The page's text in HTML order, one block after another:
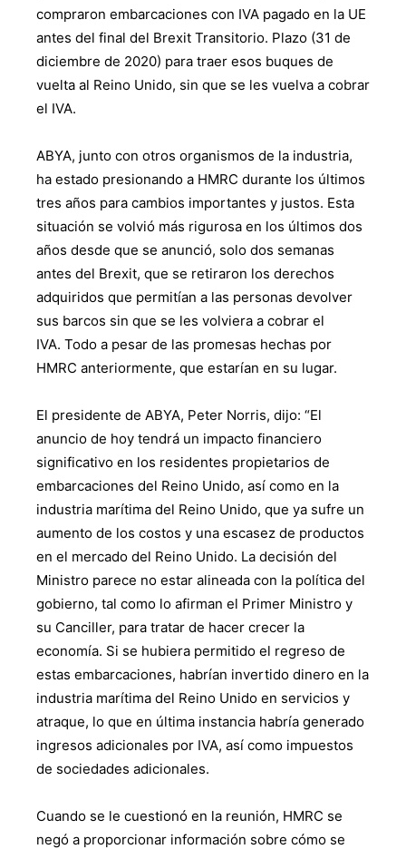
compraron embarcaciones con IVA pagado en la UE
antes del final del Brexit Transitorio. Plazo (31 de
diciembre de 2020) para traer esos buques de
vuelta al Reino Unido, sin que se les vuelva a cobrar
el IVA.
ABYA, junto con otros organismos de la industria,
ha estado presionando a HMRC durante los últimos
tres años para cambios importantes y justos. Esta
situación se volvió más rigurosa en los últimos dos
años desde que se anunció, solo dos semanas
antes del Brexit, que se retiraron los derechos
adquiridos que permitían a las personas devolver
sus barcos sin que se les volviera a cobrar el
IVA. Todo a pesar de las promesas hechas por
HMRC anteriormente, que estarían en su lugar.
El presidente de ABYA, Peter Norris, dijo: “El
anuncio de hoy tendrá un impacto financiero
significativo en los residentes propietarios de
embarcaciones del Reino Unido, así como en la
industria marítima del Reino Unido, que ya sufre un
aumento de los costos y una escasez de productos
en el mercado del Reino Unido. La decisión del
Ministro parece no estar alineada con la política del
gobierno, tal como lo afirman el Primer Ministro y
su Canciller, para tratar de hacer crecer la
economía. Si se hubiera permitido el regreso de
estas embarcaciones, habrían invertido dinero en la
industria marítima del Reino Unido en servicios y
atraque, lo que en última instancia habría generado
ingresos adicionales por IVA, así como impuestos
de sociedades adicionales.
Cuando se le cuestionó en la reunión, HMRC se
negó a proporcionar información sobre cómo se